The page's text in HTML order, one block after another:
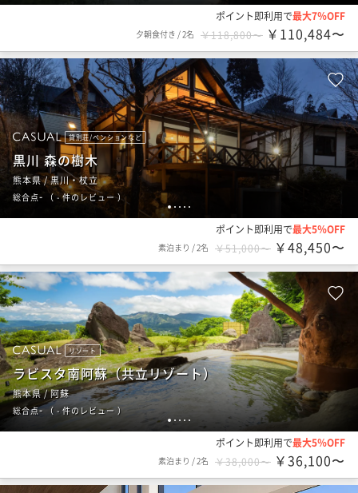
ポイント即利用で最大7％OFF
夕朝食付き /2名 ￥118,800〜 ￥110,484〜
12 3 4 5
貸別荘/ペンションなど
黒川 森の樹木
熊本県 / 黒川・杖立
総合点- （- 件のレビュー）
ポイント即利用で最大5％OFF
素泊まり /2名 ￥51,000〜 ￥48,450〜
1 2 3 4 5
リゾート
ラビスタ南阿蘇（共立リゾート）
熊本県 / 阿蘇
総合点- （ - 件のレビュー ）
ポイント即利用で最大5％OFF
素泊まり /2名 ￥38,000〜 ￥36,100〜